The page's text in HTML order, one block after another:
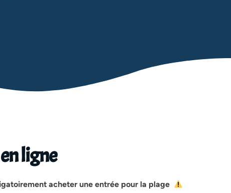
ligne
acheter une entrée pour la plage